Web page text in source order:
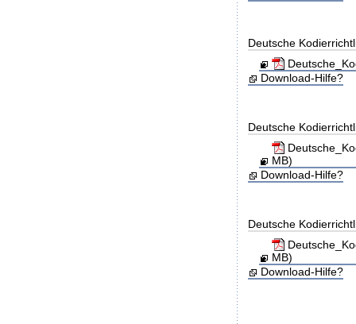
Deutsche
Download-Hilfe?
Deutsche
MB)
Download-Hilfe?
Deutsche
MB)
Download-Hilfe?